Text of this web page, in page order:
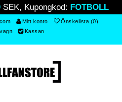
SEK, Kupongkod: FOTBOLL
Mitt konto
Önskelista (0)
Kassan